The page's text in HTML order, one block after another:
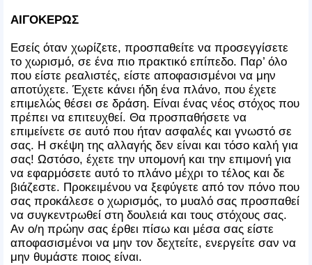
ΑΙΓΟΚΕΡΩΣ
Εσείς όταν χωρίζετε, προσπαθείτε να προσεγγίσετε
το χωρισμό, σε ένα πιο πρακτικό επίπεδο. Παρ’ όλο
που είστε ρεαλιστές, είστε αποφασισμένοι να μην
αποτύχετε. Έχετε κάνει ήδη ένα πλάνο, που έχετε
επιμελώς θέσει σε δράση. Είναι ένας νέος στόχος που
πρέπει να επιτευχθεί. Θα προσπαθήσετε να
επιμείνετε σε αυτό που ήταν ασφαλές και γνωστό σε
σας. Η σκέψη της αλλαγής δεν είναι και τόσο καλή για
σας! Ωστόσο, έχετε την υπομονή και την επιμονή για
να εφαρμόσετε αυτό το πλάνο μέχρι το τέλος και δε
βιάζεστε. Προκειμένου να ξεφύγετε από τον πόνο που
σας προκάλεσε ο χωρισμός, το μυαλό σας προσπαθεί
να συγκεντρωθεί στη δουλειά και τους στόχους σας.
Αν ο/η πρώην σας έρθει πίσω και μέσα σας είστε
αποφασισμένοι να μην τον δεχτείτε, ενεργείτε σαν να
μην θυμάστε ποιος είναι.